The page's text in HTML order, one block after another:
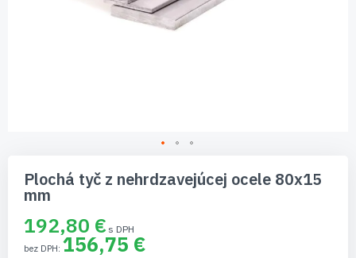
začiatok
galérie
Plochá tyč z nehrdzavejúcej ocele 80x15
mm
192,80 €
156,75 €